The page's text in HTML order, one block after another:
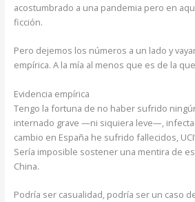
acostumbrado a una pandemia pero en
ficción.
Pero dejemos los números a un lado y
empírica. A la mía al menos que es de la
Evidencia empírica
Tengo la fortuna de no haber sufrido
internado grave —ni siquiera leve—,
cambio en España he sufrido fallecidos,
Sería imposible sostener una mentira de
China.
Podría ser casualidad, podría ser un caso